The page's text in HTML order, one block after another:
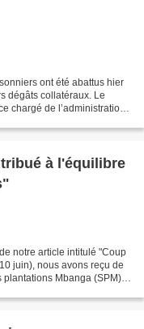
ont été abattus hier
dégâts collatéraux. Le
chargé de l’administration
à l'équilibre
notre article intitulé "Coup
juin), nous avons reçu de
plantations Mbanga (SPM),